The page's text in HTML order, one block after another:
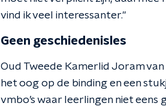
vind ik veel interessanter."
Geen geschiedenisles
Oud Tweede Kamerlid Joram
het oog op de binding en een
vmbo’s waar leerlingen niet eens